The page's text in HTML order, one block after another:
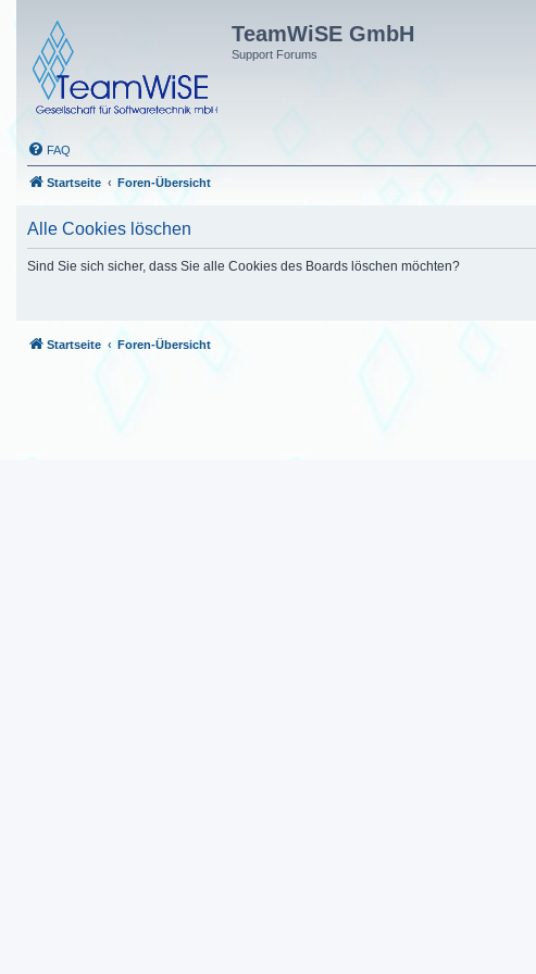
TeamWiSE GmbH
Support Forums
FAQ
Startseite Foren-Übersicht
Alle Cookies löschen
Sind Sie sich sicher, dass Sie alle Cookies des Boards löschen möchten?
Startseite Foren-Übersicht